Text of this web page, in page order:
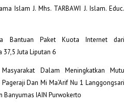
Islam J. Mhs. TARBAWI J. Islam. Educ.
Bantuan Paket Kuota Internet dari
37,5 Juta Liputan 6
Dalam Meningkatkan Mutu
Dan Mi Ma’Arif Nu 1 Langgongsari
IAIN Purwokerto